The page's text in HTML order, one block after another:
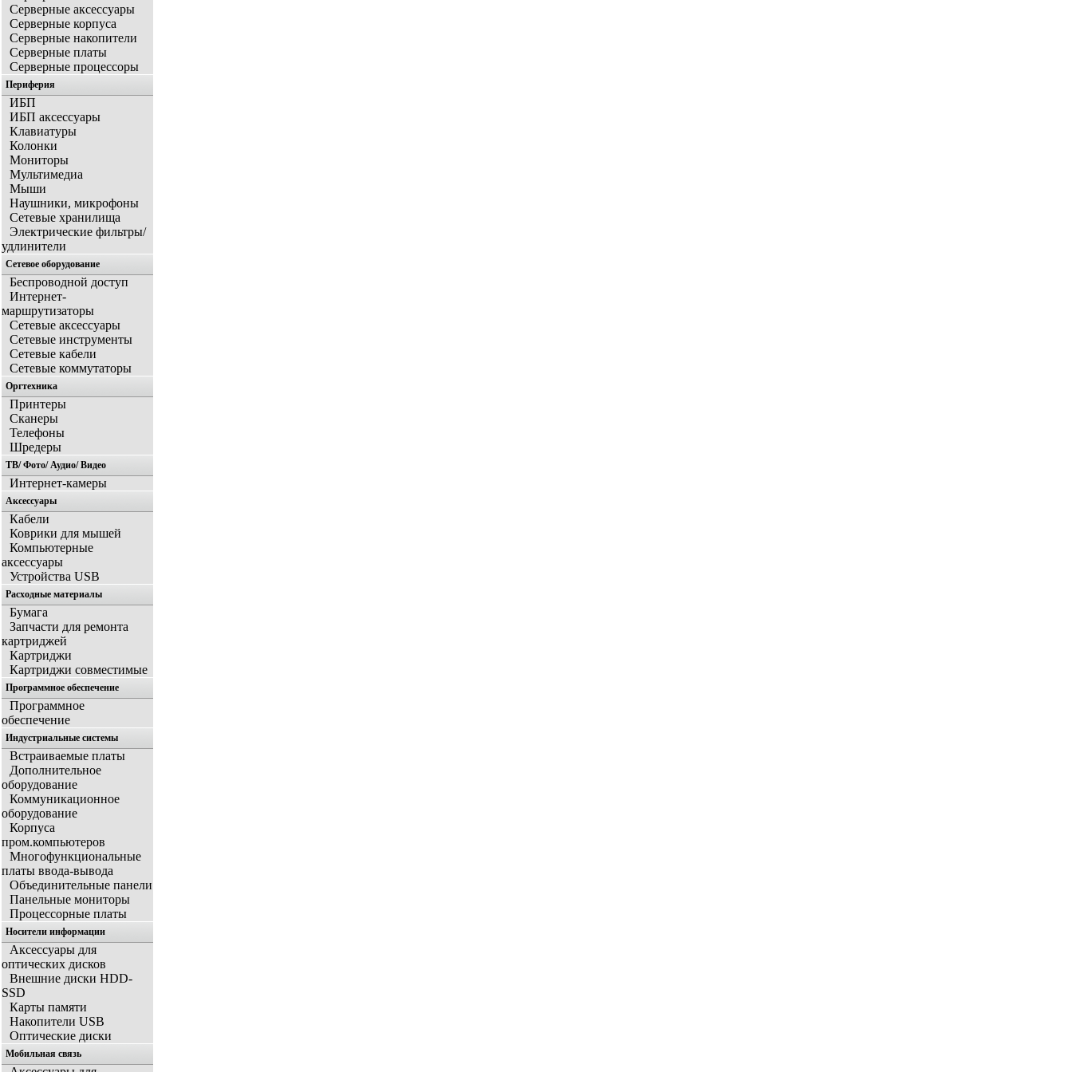
Серверные аксессуары
Серверные корпуса
Серверные накопители
Серверные платы
Серверные процессоры
Периферия
ИБП
ИБП аксессуары
Клавиатуры
Колонки
Мониторы
Мультимедиа
Мыши
Наушники, микрофоны
Сетевые хранилища
Электрические фильтры/
удлинители
Сетевое оборудование
Беспроводной доступ
Интернет-
маршрутизаторы
Сетевые аксессуары
Сетевые инструменты
Сетевые кабели
Сетевые коммутаторы
Оргтехника
Принтеры
Сканеры
Телефоны
Шредеры
ТВ/ Фото/ Аудио/ Видео
Интернет-камеры
Аксессуары
Кабели
Коврики для мышей
Компьютерные
аксессуары
Устройства USB
Расходные материалы
Бумага
Запчасти для ремонта
картриджей
Картриджи
Картриджи совместимые
Программное обеспечение
Программное
обеспечение
Индустриальные системы
Встраиваемые платы
Дополнительное
оборудование
Коммуникационное
оборудование
Корпуса
пром.компьютеров
Многофункциональные
платы ввода-вывода
Объединительные панели
Панельные мониторы
Процессорные платы
Носители информации
Аксессуары для
оптических дисков
Внешние диски HDD-
SSD
Карты памяти
Накопители USB
Оптические диски
Мобильная связь